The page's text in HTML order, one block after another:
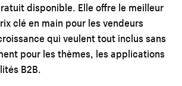
disponible. Elle offre le meilleur
clé en main pour les vendeurs
qui veulent tout inclus sans
pour les thèmes, les applications
B2B.